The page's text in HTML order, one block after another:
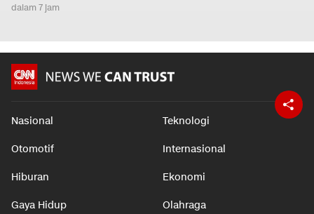
dalam 7 jam
Nasional Teknologi
Otomotif Internasional
Hiburan Ekonomi
Gaya Hidup Olahraga